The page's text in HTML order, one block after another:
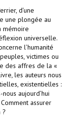
d’une
une plongée au
mémoire
universelle.
l’humanité
victimes ou
des affres de la «
les auteurs nous
existentielles :
aujourd’hui
assurer
?